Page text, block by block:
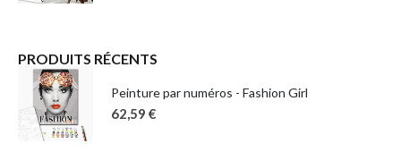
PRODUITS RÉCENTS
Peinture par numéros - Fashion Girl
62,59 €